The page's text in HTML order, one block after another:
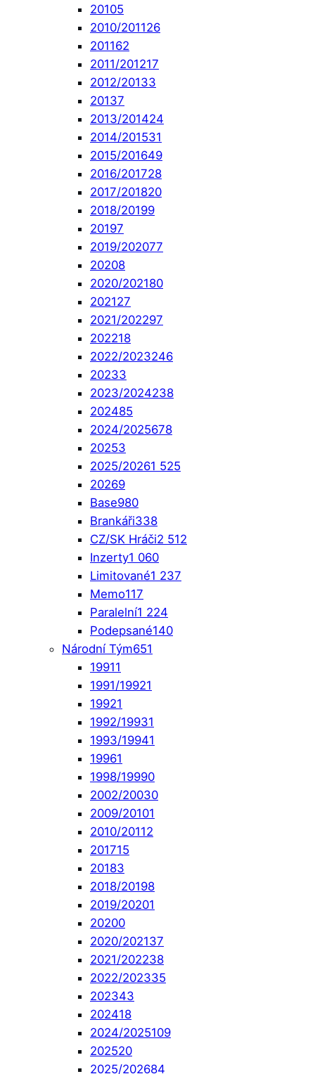
20105
2010/201126
201162
2011/201217
2012/20133
20137
2013/201424
2014/201531
2015/201649
2016/201728
2017/201820
2018/20199
20197
2019/202077
20208
2020/202180
202127
2021/202297
202218
2022/2023246
20233
2023/2024238
202485
2024/2025678
20253
2025/20261 525
20269
Base980
Brankáři338
CZ/SK Hráči2 512
Inzerty1 060
Limitované1 237
Memo117
Paralelní1 224
Podepsané140
Národní Tým651
19911
1991/19921
19921
1992/19931
1993/19941
19961
1998/19990
2002/20030
2009/20101
2010/20112
201715
20183
2018/20198
2019/20201
20200
2020/202137
2021/202238
2022/202335
202343
202418
2024/2025109
202520
2025/202684